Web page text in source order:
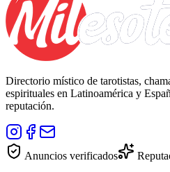
Directorio místico de tarotistas,
espirituales en Latinoamérica y
reputación.
Anuncios verificados